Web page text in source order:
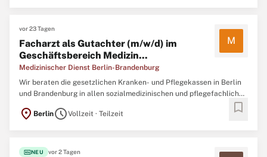
vor 23 Tagen
Facharzt als Gutachter (m/w/d) im
Geschäftsbereich Medizin...
Medizinischer Dienst Berlin-Brandenburg
M
Wir beraten die gesetzlichen Kranken- und Pflegekassen in Berlin
und Brandenburg in allen sozialmedizinischen und pflegefachlichen
Empfehlung von Pflegegraden, Qualitätsprüfungen in
location_on BerlinscheduleVollzeit · Teilzeit bookmark
fiber_newNEU vor 2 Tagen